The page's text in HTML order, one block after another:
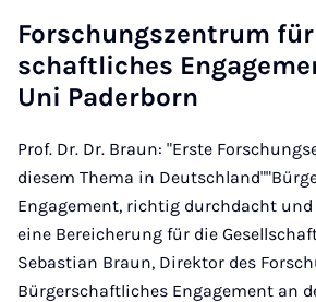
Forschung­szen­trum
schaft­liches
Uni Pader­born
Prof. Dr. Dr. Braun: "Erste
diesem Thema in
Engagement, richtig durchdacht
eine Bereicherung für die
Sebastian Braun, Direktor des
Bürgerschaftliches Engagement an